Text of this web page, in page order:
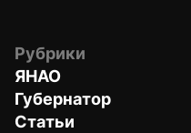
Рубрики
ЯНАО
Губернатор
Статьи